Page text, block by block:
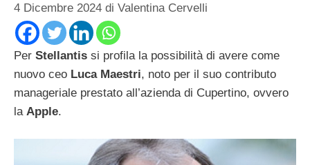
4 Dicembre 2024 di Valentina Cervelli
Per Stellantis si profila la possibilità di avere come
nuovo ceo Luca Maestri, noto per il suo contributo
manageriale prestato all’azienda di Cupertino, ovvero
la Apple.